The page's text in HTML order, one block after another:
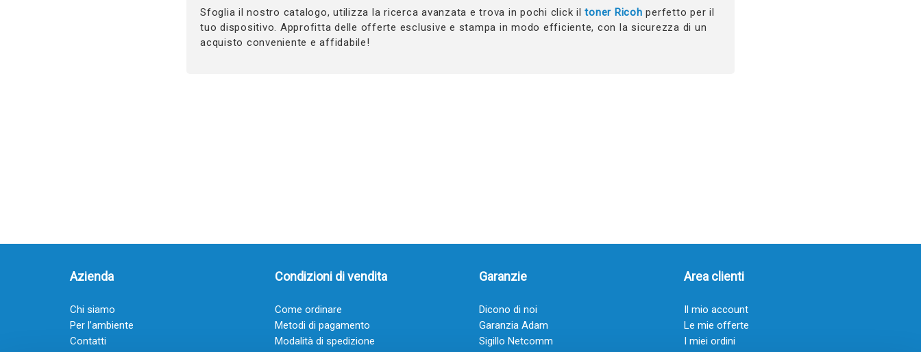
Sfoglia il nostro catalogo, utilizza la ricerca avanzata e trova in pochi click iltoner Ricoh perfetto per il
tuo dispositivo. Approfitta delle offerte esclusive e stampa in modo efficiente, con la sicurezza di un
acquisto conveniente e affidabile!
Azienda
Chi siamo
Per l’ambiente
Contatti
Condizioni di vendita
Come ordinare
Metodi di pagamento
Modalità di spedizione
Garanzie
Dicono di noi
Garanzia Adam
Sigillo Netcomm
Area clienti
Il mio account
Le mie offerte
I miei ordini